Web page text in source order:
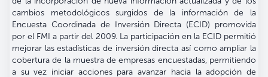
cambios metodológicos surgidos de la información de la
Encuesta Coordinada de Inversión Directa (ECID) promovida
por el FMI a partir del 2009. La participación en la ECID permitió
mejorar las estadísticas de inversión directa así como ampliar la
cobertura de la muestra de empresas encuestadas, permitiendo
a su vez iniciar acciones para avanzar hacia la adopción de